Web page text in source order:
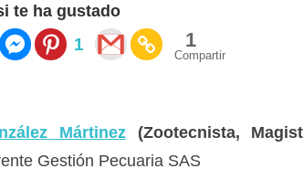
te ha gustado
1 1
Compartir
Mártinez (Zootecnista,
Gestión Pecuaria SAS